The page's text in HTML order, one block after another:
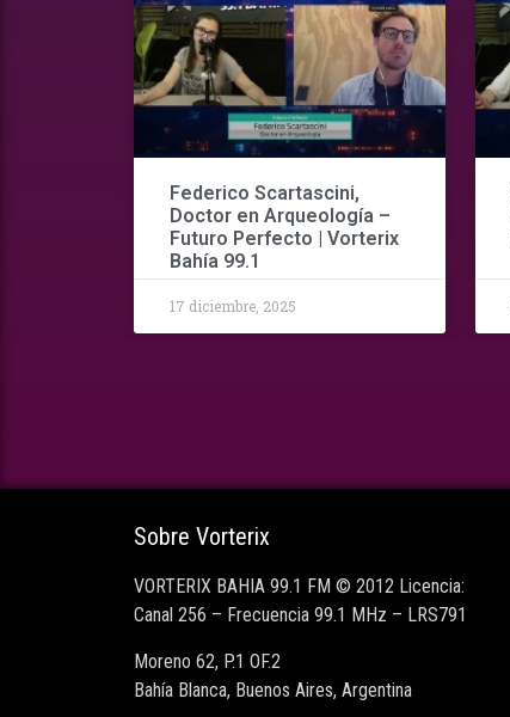
Federico Scartascini,
Doctor en Arqueología –
Futuro Perfecto | Vorterix
Bahía 99.1
17 diciembre, 2025
Sobre Vorterix
VORTERIX BAHIA 99.1 FM © 2012 Licencia:
Canal 256 – Frecuencia 99.1 MHz – LRS791
Moreno 62, P.1 OF.2
Bahía Blanca, Buenos Aires, Argentina